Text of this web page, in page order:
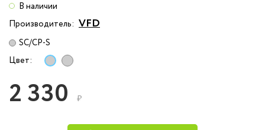
В наличии
Производитель: VFD
SC/CP-S
Цвет:
2 330 ₽